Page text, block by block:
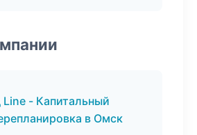
- Капитальный
в Омск